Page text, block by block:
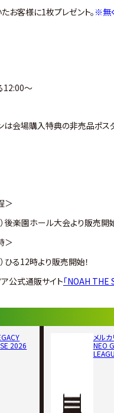
お客様に1枚プレゼント。 ※無
12:00〜
は会場購入特典の非売品ポス
＞
後楽園ホール大会より販売開
＞
ひる12時より販売開始！
公式通販サイト「NOAH THE
2026
メル
NEO